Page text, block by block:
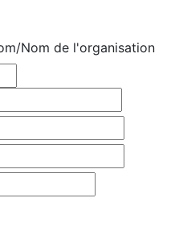
Nom de l'organisation